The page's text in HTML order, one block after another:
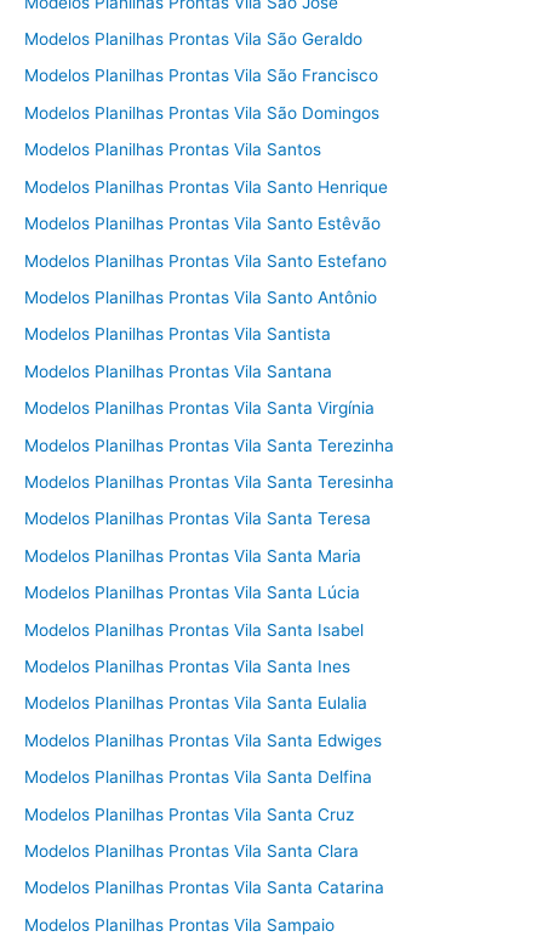
Modelos Planilhas Prontas Vila São Geraldo
Modelos Planilhas Prontas Vila São Francisco
Modelos Planilhas Prontas Vila São Domingos
Modelos Planilhas Prontas Vila Santos
Modelos Planilhas Prontas Vila Santo Henrique
Modelos Planilhas Prontas Vila Santo Estêvão
Modelos Planilhas Prontas Vila Santo Estefano
Modelos Planilhas Prontas Vila Santo Antônio
Modelos Planilhas Prontas Vila Santista
Modelos Planilhas Prontas Vila Santana
Modelos Planilhas Prontas Vila Santa Virgínia
Modelos Planilhas Prontas Vila Santa Terezinha
Modelos Planilhas Prontas Vila Santa Teresinha
Modelos Planilhas Prontas Vila Santa Teresa
Modelos Planilhas Prontas Vila Santa Maria
Modelos Planilhas Prontas Vila Santa Lúcia
Modelos Planilhas Prontas Vila Santa Isabel
Modelos Planilhas Prontas Vila Santa Ines
Modelos Planilhas Prontas Vila Santa Eulalia
Modelos Planilhas Prontas Vila Santa Edwiges
Modelos Planilhas Prontas Vila Santa Delfina
Modelos Planilhas Prontas Vila Santa Cruz
Modelos Planilhas Prontas Vila Santa Clara
Modelos Planilhas Prontas Vila Santa Catarina
Modelos Planilhas Prontas Vila Sampaio